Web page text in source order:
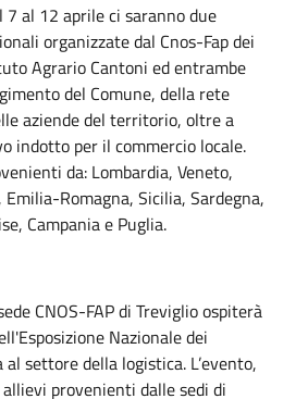
al 12 aprile ci saranno due
organizzate dal Cnos-Fap dei
Agrario Cantoni ed entrambe
del Comune, della rete
aziende del territorio, oltre a
indotto per il commercio locale.
da: Lombardia, Veneto,
Emilia-Romagna, Sicilia, Sardegna,
Campania e Puglia.
CNOS-FAP di Treviglio ospiterà
Nazionale dei
al settore della logistica. L’evento,
provenienti dalle sedi di